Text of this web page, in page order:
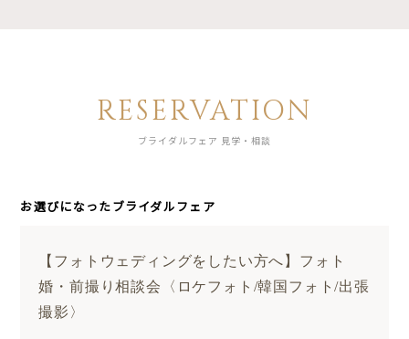
RESERVATION
ブライダルフェア 見学・相談
お選びになったブライダルフェア
【フォトウェディングをしたい方へ】フォト
婚・前撮り相談会〈ロケフォト/韓国フォト/出張
撮影〉